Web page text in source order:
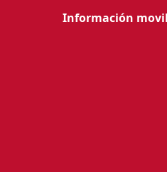
Información